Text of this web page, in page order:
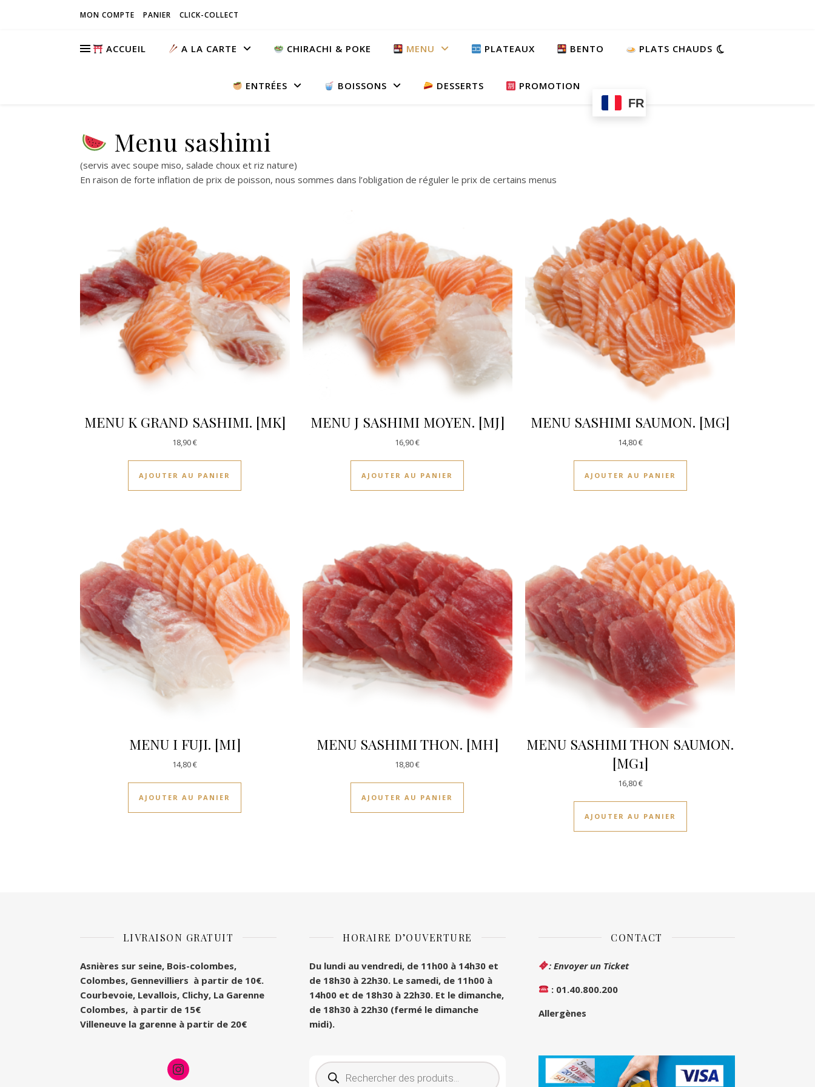
MON COMPTE PANIER CLICK-COLLECT
ACCUEIL A LA CARTE CHIRACHI & POKE MENU PLATEAUX BENTO PLATS CHAUDS
ENTRÉES BOISSONS DESSERTS PROMOTION
FR
Menu sashimi
(servis avec soupe miso, salade choux et riz nature)
En raison de forte inflation de prix de poisson, nous sommes dans l’obligation de réguler le prix de certains menus
MENU K GRAND SASHIMI. [MK]
18,90€
AJOUTER AU PANIER
MENU J SASHIMI MOYEN. [MJ]
16,90€
AJOUTER AU PANIER
MENU SASHIMI SAUMON. [MG]
14,80€
AJOUTER AU PANIER
MENU I FUJI. [MI]
14,80€
AJOUTER AU PANIER
MENU SASHIMI THON. [MH]
18,80€
AJOUTER AU PANIER
MENU SASHIMI THON SAUMON.
[MG1]
16,80€
AJOUTER AU PANIER
LIVRAISON GRATUIT
Asnières sur seine, Bois-colombes,
Colombes, Gennevilliers à partir de 10€.
Courbevoie, Levallois, Clichy, La Garenne
Colombes, à partir de 15€
Villeneuve la garenne à partir de 20€
HORAIRE D’OUVERTURE
Du lundi au vendredi, de 11h00 à 14h30 et
de 18h30 à 22h30. Le samedi, de 11h00 à
14h00 et de 18h30 à 22h30. Et le dimanche,
de 18h30 à 22h30 (fermé le dimanche
midi).
CONTACT
: Envoyer un Ticket
: 01.40.800.200
Allergènes
Instagram Recherche de produits